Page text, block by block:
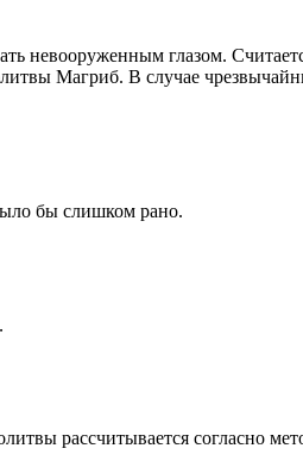
невооруженным глазом.
Магриб. В случае
бы слишком рано.
рассчитывается согласно